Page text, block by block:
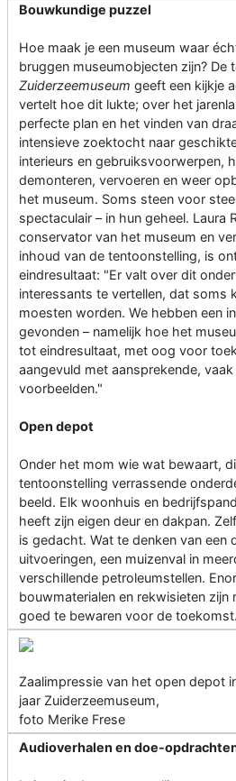
Bouwkundige puzzel
Hoe maak je een museum waar
bruggen museumobjecten zijn? De
Zuiderzeemuseum geeft een kijkje
vertelt hoe dit lukte; over het
perfecte plan en het vinden van
intensieve zoektocht naar
interieurs en gebruiksvoorwerpen,
demonteren, vervoeren en weer
het museum. Soms steen voor
spectaculair – in hun geheel. Laura
conservator van het museum en
inhoud van de tentoonstelling, is
eindresultaat: "Er valt over dit
interessants te vertellen, dat soms
moesten worden. We hebben een
gevonden – namelijk hoe het
tot eindresultaat, met oog voor
aangevuld met aansprekende,
voorbeelden."
Open depot
Onder het mom wie wat bewaart,
tentoonstelling verrassende
beeld. Elk woonhuis en
heeft zijn eigen deur en dakpan.
is gedacht. Wat te denken van een
uitvoeringen, een muizenval in
verschillende petroleumstellen.
bouwmaterialen en rekwisieten zijn
goed te bewaren voor de toekomst.
Zaalimpressie van het open depot
jaar Zuiderzeemuseum,
foto Merike Frese
Audioverhalen en doe-